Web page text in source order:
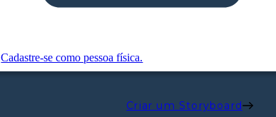
Cadastre-se como pessoa física.
Criar um Storyboard